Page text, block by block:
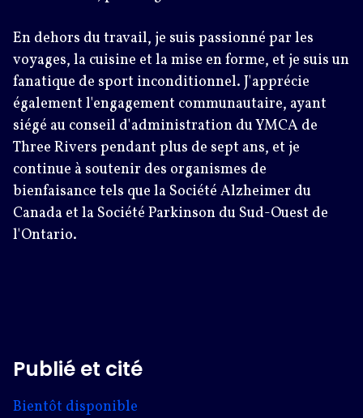
En dehors du travail, je suis passionné par les
voyages, la cuisine et la mise en forme, et je suis un
fanatique de sport inconditionnel. J'apprécie
également l'engagement communautaire, ayant
siégé au conseil d'administration du YMCA de
Three Rivers pendant plus de sept ans, et je
continue à soutenir des organismes de
bienfaisance tels que la Société Alzheimer du
Canada et la Société Parkinson du Sud-Ouest de
l'Ontario.
Publié et cité
Bientôt disponible